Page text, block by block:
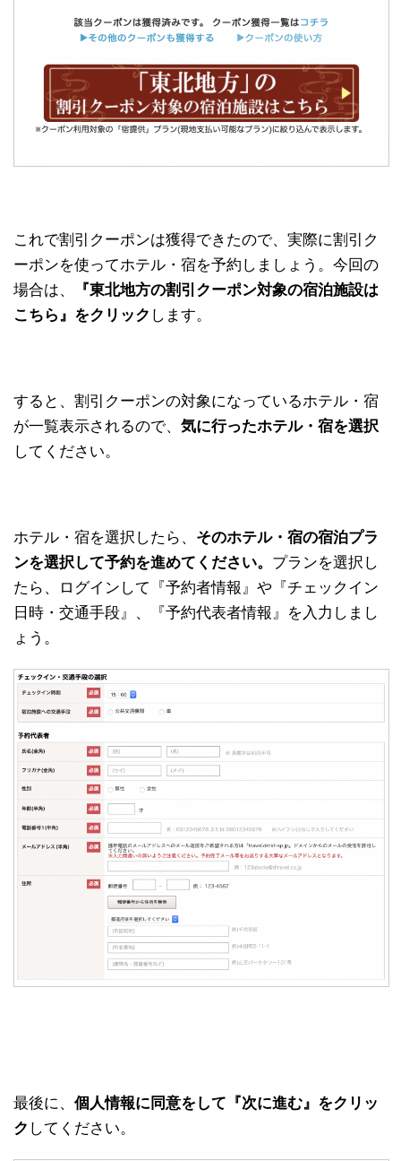
これで割引クーポンは獲得できたので、実際に割引ク
ーポンを使ってホテル・宿を予約しましょう。今回の
場合は、
『東北地方の割引クーポン対象の宿泊施設は
こちら』をクリック します。
すると、割引クーポンの対象になっているホテル・宿
が一覧表示されるので、 気に行ったホテル・宿を選択
してください。
ホテル・宿を選択したら、 そのホテル・宿の宿泊プラ
ンを選択して予約を進めてください。 プランを選択し
たら、ログインして『予約者情報』や『チェックイン
日時・交通手段』、『予約代表者情報』を入力しまし
ょう。
最後に、 個人情報に同意をして『次に進む』をクリッ
ク してください。